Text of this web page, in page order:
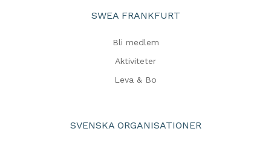
SWEA FRANKFURT
Bli medlem
Aktiviteter
Leva & Bo
SVENSKA ORGANISATIONER